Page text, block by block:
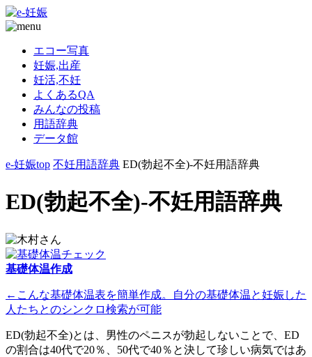
エコー写真
妊娠,出産
妊活,不妊
よくあるQA
みんなの投稿
用語辞典
データ館
e-妊娠top 不妊用語辞典 ED(勃起不全)-不妊用語辞典
ED(勃起不全)-不妊用語辞典
基礎体温作成
←こんな基礎体温表を簡単作成。自分の基礎体温と妊娠した
人たちとのシンクロ検索が可能
ED(勃起不全)とは、男性のペニスが勃起しないことで、ED
の割合は40代で20％、50代で40％と決して珍しい病気ではあ